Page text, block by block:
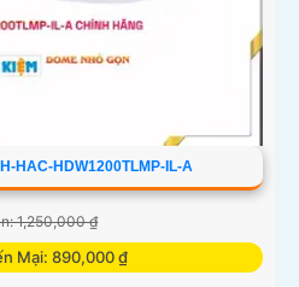
HAC-HDW1200TLMP-IL-A
1,250,000 ₫
Mại: 890,000 ₫